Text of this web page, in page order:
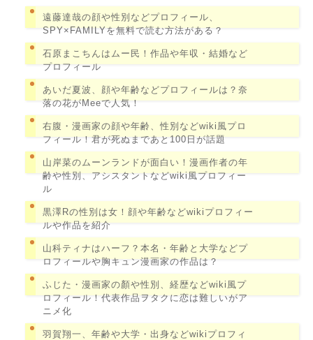
遠藤達哉の顔や性別などプロフィール、
SPY×FAMILYを無料で読む方法がある？
石原まこちんはムー民！作品や年収・結婚など
プロフィール
あいだ夏波、顔や年齢などプロフィールは？奈
落の花がMeeで人気！
右腹・漫画家の顔や年齢、性別などwiki風プロ
フィール！君が死ぬまであと100日が話題
山岸菜のムーンランドが面白い！漫画作者の年
齢や性別、アシスタントなどwiki風プロフィー
ル
黒澤Rの性別は女！顔や年齢などwikiプロフィー
ルや作品を紹介
山科ティナはハーフ？本名・年齢と大学などプ
ロフィールや胸キュン漫画家の作品は？
ふじた・漫画家の顏や性別、経歴などwiki風プ
ロフィール！代表作品ヲタクに恋は難しいがア
ニメ化
羽賀翔一、年齢や大学・出身などwikiプロフィ